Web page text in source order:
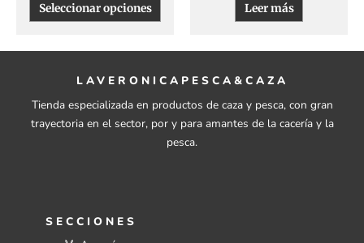
Seleccionar opciones Leer más
LAVERONICAPESCA&CAZA
Tienda especializada en productos de caza y pesca, con gran
trayectoria en el sector, por y para amantes de la cacería y la
pesca.
SECCIONES